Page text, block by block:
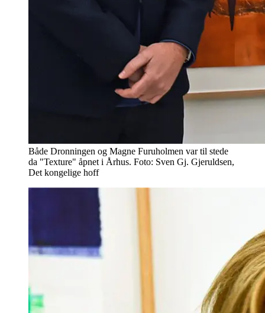
Både Dronningen og Magne Furuholmen var til stede
da "Texture" åpnet i Århus. Foto: Sven Gj. Gjeruldsen,
Det kongelige hoff